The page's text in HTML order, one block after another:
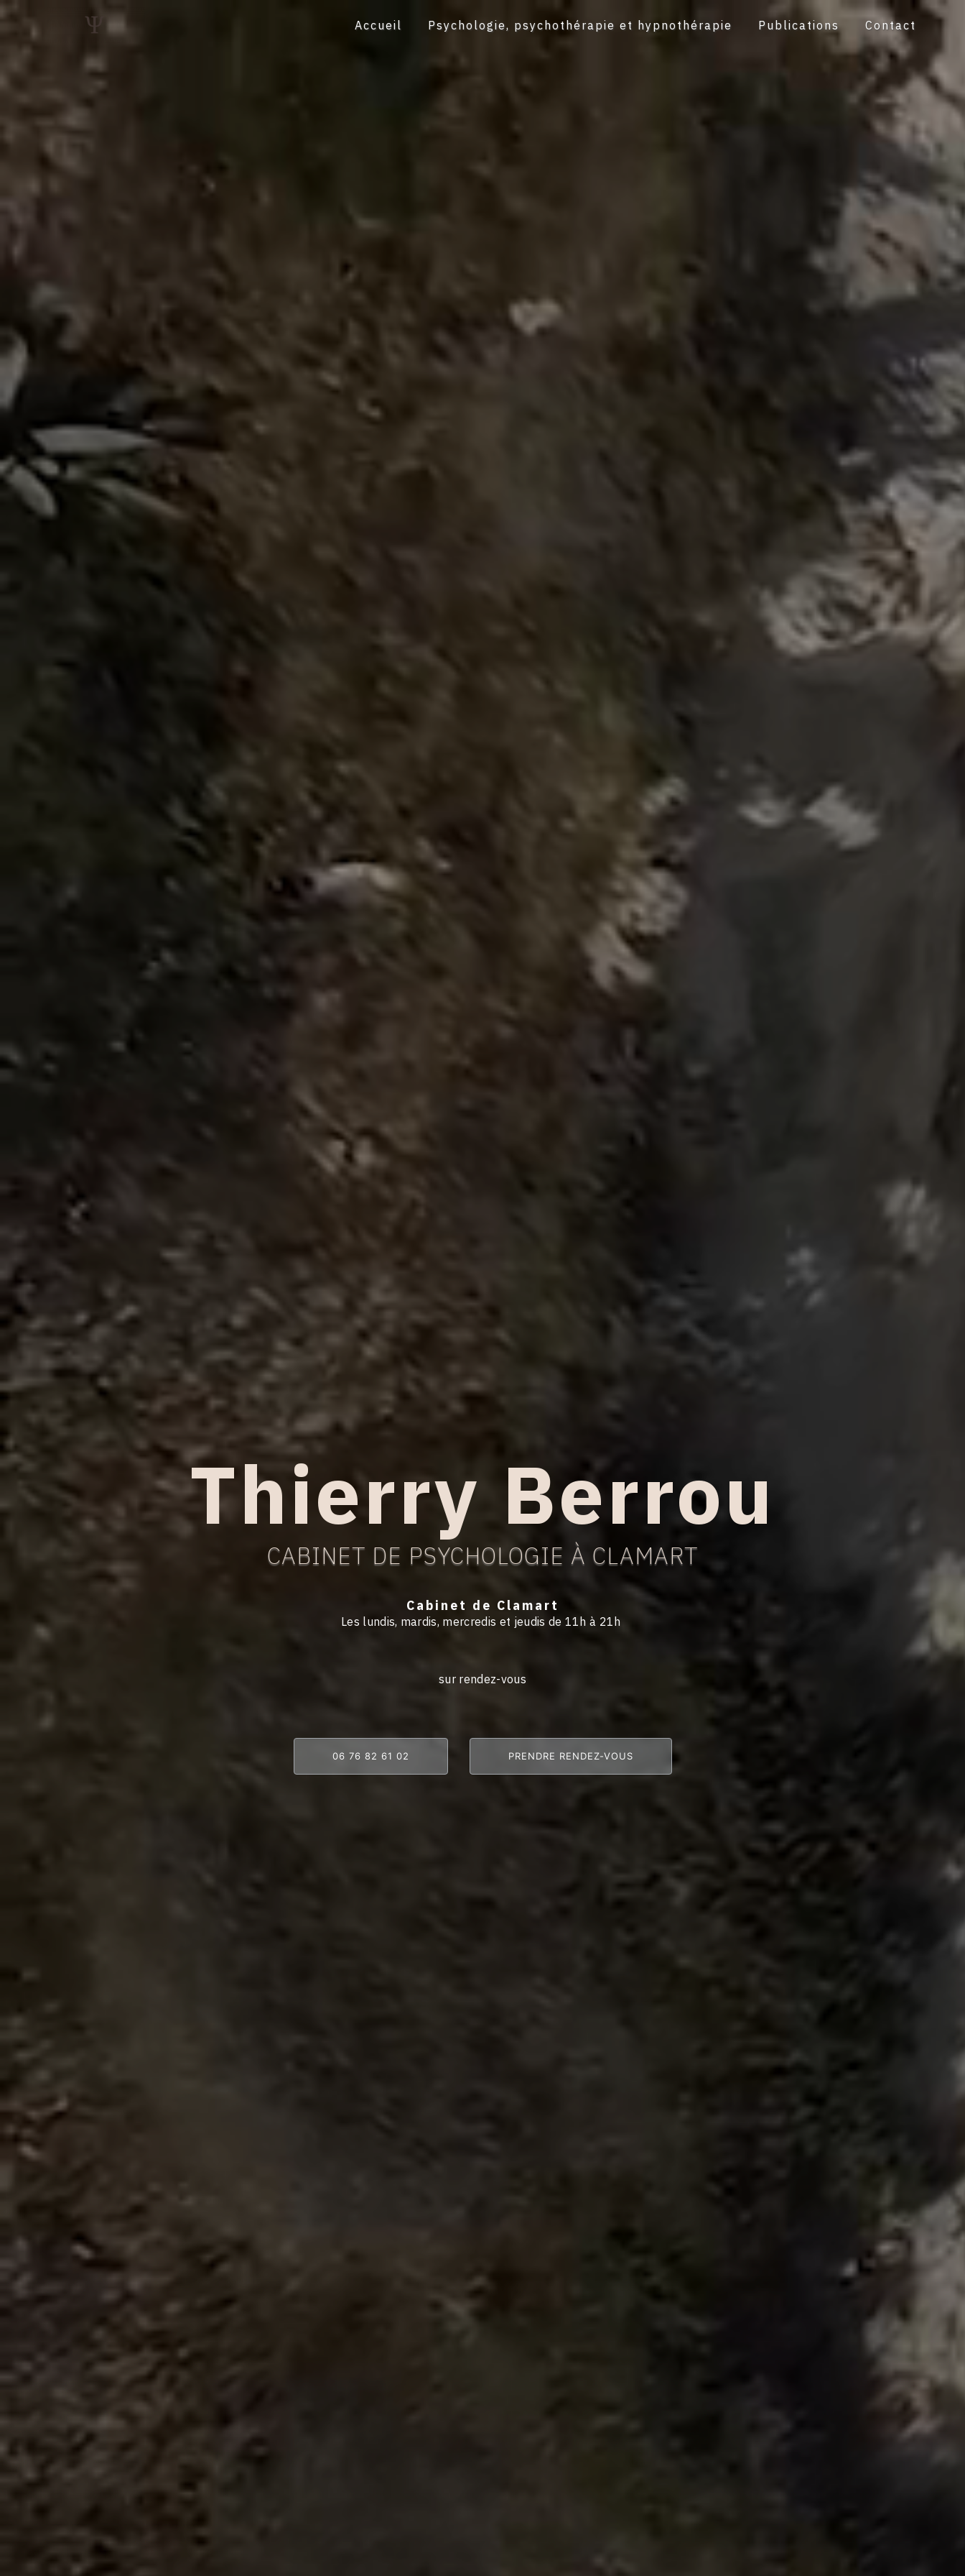
Panneau de gestion des cookies
Accueil
Psychologie, psychothérapie et hypnothérapie Publications Contact
Thierry Berrou
CABINET DE PSYCHOLOGIE À CLAMART
Cabinet de Clamart
Les lundis, mardis, mercredis et jeudis de 11h à 21h
sur rendez-vous
06 76 82 61 02 PRENDRE RENDEZ-VOUS